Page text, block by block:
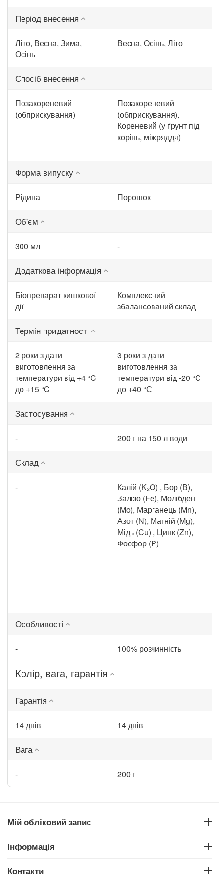
Період внесення
Літо, Весна, Зима,
Осінь
Весна, Осінь, Літо
Спосіб внесення
Позакореневий
(обприскування)
Позакореневий
(обприскування),
Кореневий (у ґрунт під
корінь, міжряддя)
Форма випуску
Рідина Порошок
Об'єм
300 мл -
Додаткова інформація
Біопрепарат кишкової
дії
Комплексний
збалансований склад
Термін придатності
2 роки з дати
виготовлення за
температури від +4 °C
до +15 °C
3 роки з дати
виготовлення за
температури від -20 °С
до +40 °С
Застосування
- 200 г на 150 л води
Склад
-
Калій (K₂O) , Бор (В),
Залізо (Fe), Молібден
(Mo), Марганець (Mn),
Азот (N), Магній (Mg),
Мідь (Cu) , Цинк (Zn),
Фосфор (P)
Особливості
- 100% розчинність
Колір, вага, гарантія
Гарантія
14 днів 14 днів
Вага
- 200 г
Мій обліковий запис
Інформація
Контакти